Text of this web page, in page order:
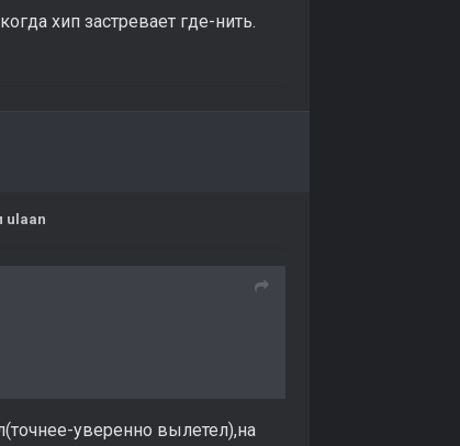
хип застревает где-нить.
ulaan
уверенно вылетел),на